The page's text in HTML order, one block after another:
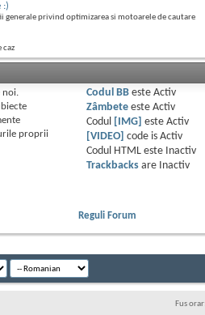
:)
generale privind optimizarea si motoarele de cautare
caz
noi.
proprii
Codul BBeste Activ
Zâmbeteeste Activ
Codul
[IMG] este Activ
[VIDEO]
code is Activ
Codul HTML este
Inactiv
Trackbacksare
Inactiv
Reguli Forum
Fus